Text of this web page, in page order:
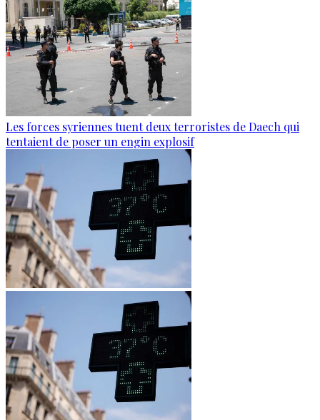
Les forces syriennes tuent deux terroristes de Daech qui
tentaient de poser un engin explosif